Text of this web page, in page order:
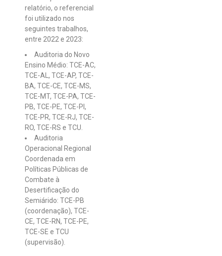
relatório, o referencial
foi utilizado nos
seguintes trabalhos,
entre 2022 e 2023:
Auditoria do Novo
Ensino Médio: TCE-AC,
TCE-AL, TCE-AP, TCE-
BA, TCE-CE, TCE-MS,
TCE-MT, TCE-PA, TCE-
PB, TCE-PE, TCE-PI,
TCE-PR, TCE-RJ, TCE-
RO, TCE-RS e TCU.
Auditoria
Operacional Regional
Coordenada em
Políticas Públicas de
Combate à
Desertificação do
Semiárido: TCE-PB
(coordenação), TCE-
CE, TCE-RN, TCE-PE,
TCE-SE e TCU
(supervisão).